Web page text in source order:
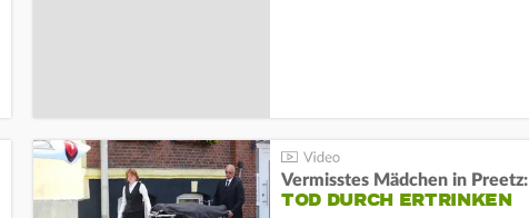
Vermisstes Mädchen in Preetz:
TOD DURCH ERTRINKEN